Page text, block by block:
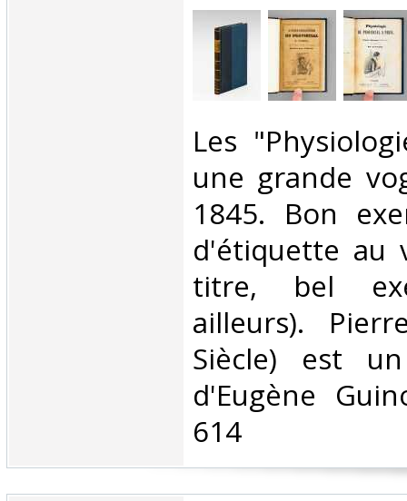
‎Les
une grande
1845. Bon
d'étiquette au
titre, bel
ailleurs).
Siècle) est
d'Eugène
614‎